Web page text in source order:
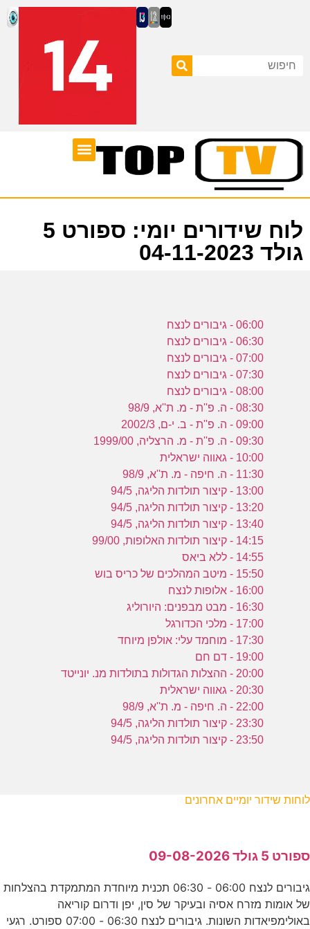
לוח שידורים יומי: ספורט 5
גולד 04-11-2023
06:00 - גיבורים לנצח
06:30 - גיבורים לנצח
07:00 - גיבורים לנצח
07:30 - גיבורים לנצח
08:00 - גיבורים לנצח
08:30 - ה. פ''ת - מ. ת''א, 98/9
09:00 - ה. פ''ת - ב. י-ם, 2002/3
09:30 - ה. פ''ת - מ. הרצליה, 1999/00
10:00 - גאווה ישראלית
11:30 - ה. חיפה - מ. ת''א, 98/9
13:00 - קיצור תולדות הליגה, 94/5
13:20 - קיצור תולדות הליגה, 94/5
13:40 - קיצור תולדות הליגה, 94/5
14:15 - קיצור תולדות האלופות, 99/00
14:55 - ללא ביאס
15:50 - מיטב המהלכים של כריס בוש
16:00 - אלופות לנצח
16:30 - מבט מבפנים: היורוליג
17:00 - מלכי הכדורגל
17:30 - מוחמד עלי: אולפן מיוחד
19:00 - דם חם
20:00 - ההצלות הגדולות בתולדות מנ. יונייטד
20:30 - גאווה ישראלית
22:00 - ה. חיפה - מ. ת''א, 98/9
23:30 - קיצור תולדות הליגה, 94/5
23:50 - קיצור תולדות הליגה, 94/5
לוחות שידור יומיים אחרונים
ספורט 5 גולד 09-08-2026
גיבורים לנצח 06:00 - 06:30 תכנית מיוחדת המתמקדת בהצלחות
של אומות מזרח אסיה ובעיקר של סין, יפן ודרום קוריאה
באולימפיאדות השונות. גיבורים לנצח 06:30 - 07:00 ספורט. רגעי